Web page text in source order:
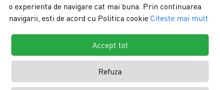
Acasa
Despre noi
Formular retur
Garantie si service
Detalii livrare
Termeni si conditii
Copyright © 2026 - ColumnaShop |
o experienta de navigare cat mai buna. Prin continuarea
navigarii, esti de acord cu Politica cookie Citeste mai mult
Accept tot
Refuza